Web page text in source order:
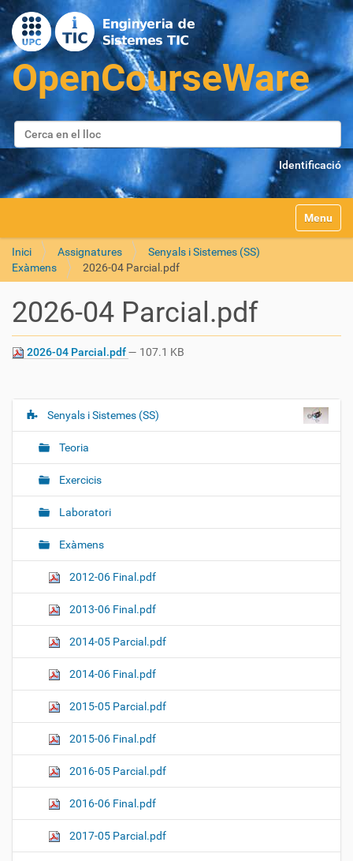
Cerca
Cerca avançada…
Identificació
Toggle
Inici Assignatures
Senyals i Sistemes (SS)
Exàmens
2026-04 Parcial.pdf
2026-04 Parcial.pdf
2026-04 Parcial.pdf— 107.1 KB
N
g
i
Senyals i Sistemes (SS)
Teoria
Exercicis
Laboratori
Exàmens
2012-06 Final.pdf
2013-06 Final.pdf
2014-05 Parcial.pdf
2014-06 Final.pdf
2015-05 Parcial.pdf
2015-06 Final.pdf
2016-05 Parcial.pdf
2016-06 Final.pdf
2017-05 Parcial.pdf